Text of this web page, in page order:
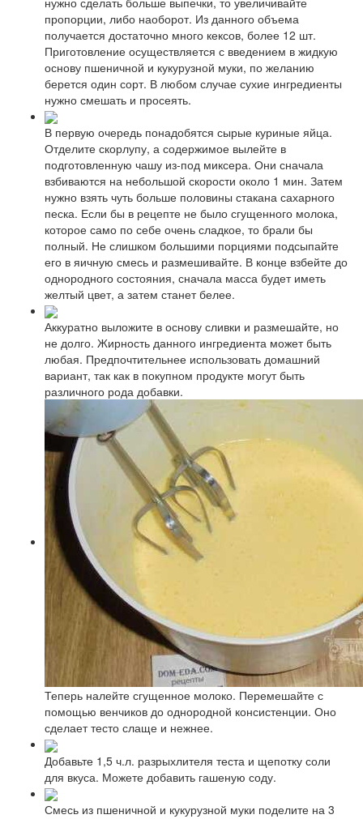
пропорции, либо наоборот. Из данного объема
получается достаточно много кексов, более 12 шт.
Приготовление осуществляется с введением в жидкую
основу пшеничной и кукурузной муки, по желанию
берется один сорт. В любом случае сухие ингредиенты
нужно смешать и просеять.
В первую очередь понадобятся сырые куриные яйца.
Отделите скорлупу, а содержимое вылейте в
подготовленную чашу из-под миксера. Они сначала
взбиваются на небольшой скорости около 1 мин. Затем
нужно взять чуть больше половины стакана сахарного
песка. Если бы в рецепте не было сгущенного молока,
которое само по себе очень сладкое, то брали бы
полный. Не слишком большими порциями подсыпайте
его в яичную смесь и размешивайте. В конце взбейте до
однородного состояния, сначала масса будет иметь
желтый цвет, а затем станет белее.
Аккуратно выложите в основу сливки и размешайте, но
не долго. Жирность данного ингредиента может быть
любая. Предпочтительнее использовать домашний
вариант, так как в покупном продукте могут быть
различного рода добавки.
Теперь налейте сгущенное молоко. Перемешайте с
помощью венчиков до однородной консистенции. Оно
сделает тесто слаще и нежнее.
Добавьте 1,5 ч.л. разрыхлителя теста и щепотку соли
для вкуса. Можете добавить гашеную соду.
Смесь из пшеничной и кукурузной муки поделите на 3